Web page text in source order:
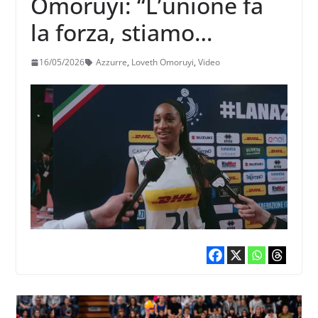
la forza, stiamo
creando proprio un bel
gruppo”
16/05/2026 Azzurre, Loveth Omoruyi, Video